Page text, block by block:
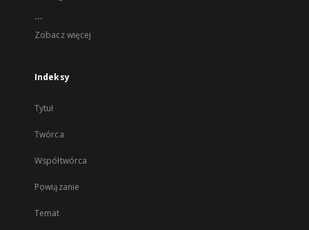
...
Zobacz więcej
Indeksy
Tytuł
Twórca
Współtwórca
Powiązanie
Temat